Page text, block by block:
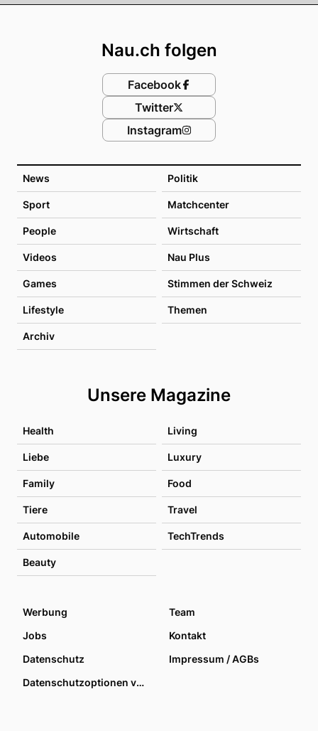
News Politik
Sport Matchcenter
People Wirtschaft
Videos Nau Plus
Games Stimmen der Schweiz
Lifestyle Themen
Archiv
Unsere Magazine
Health Living
Liebe Luxury
Family Food
Tiere Travel
Automobile TechTrends
Beauty
Nau.ch folgen
Facebook
Twitter
Instagram
Werbung
Team
Jobs
Kontakt
Datenschutz
Impressum / AGBs
Datenschutzoptionen verwalten